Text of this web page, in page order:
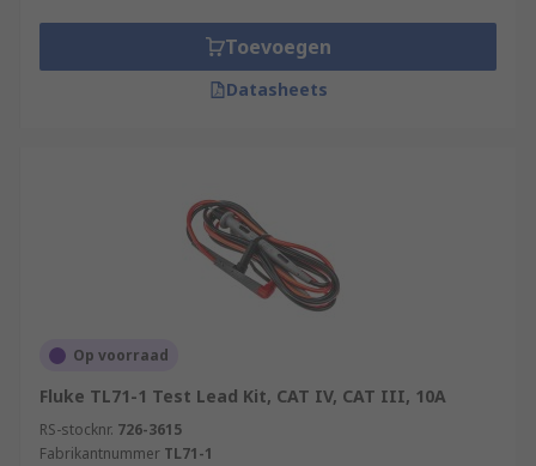
Toevoegen
Datasheets
Op voorraad
Fluke TL71-1 Test Lead Kit, CAT IV, CAT III, 10A
RS-stocknr. 726-3615
Fabrikantnummer TL71-1